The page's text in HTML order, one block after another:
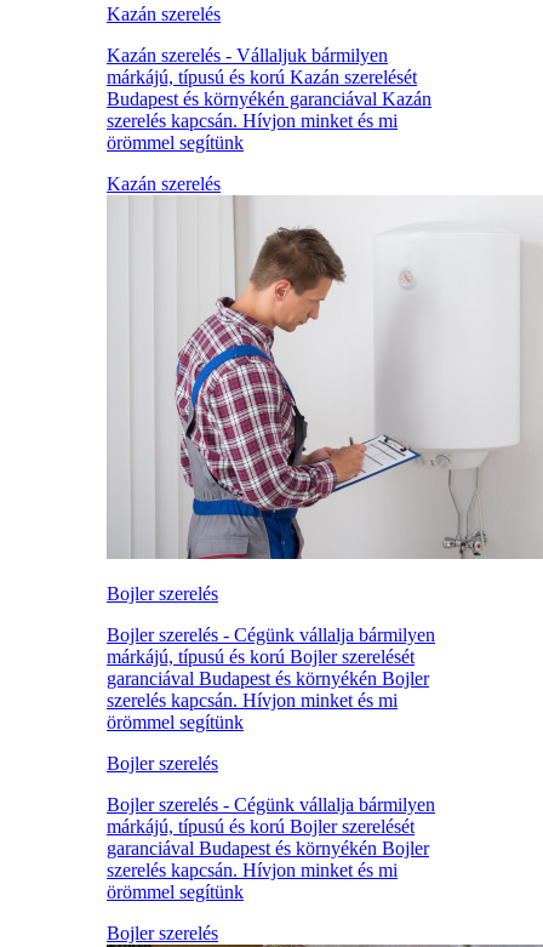
Kazán szerelés
Kazán szerelés - Vállaljuk bármilyen
márkájú, típusú és korú Kazán szerelését
Budapest és környékén garanciával Kazán
szerelés kapcsán. Hívjon minket és mi
örömmel segítünk
Kazán szerelés
Bojler szerelés
Bojler szerelés - Cégünk vállalja bármilyen
márkájú, típusú és korú Bojler szerelését
garanciával Budapest és környékén Bojler
szerelés kapcsán. Hívjon minket és mi
örömmel segítünk
Bojler szerelés
Bojler szerelés - Cégünk vállalja bármilyen
márkájú, típusú és korú Bojler szerelését
garanciával Budapest és környékén Bojler
szerelés kapcsán. Hívjon minket és mi
örömmel segítünk
Bojler szerelés